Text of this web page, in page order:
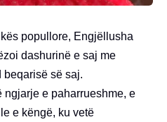
popullore, Engjëllusha
dashurinë e saj me
beqarisë së saj.
ngjarje e paharrueshme, e
e këngë, ku vetë